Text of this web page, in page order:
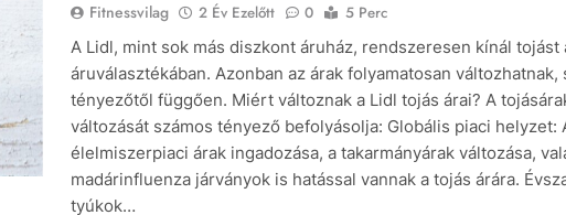
Fitnessvilag 2 Év Ezelőtt 0
5 Perc
A Lidl, mint sok más diszkont áruház, rendszeresen kínál tojást
áruválasztékában. Azonban az árak folyamatosan változhatnak,
tényezőtől függően. Miért változnak a Lidl tojás árai? A
változását számos tényező befolyásolja: Globális piaci helyzet:
élelmiszerpiaci árak ingadozása, a takarmányárak változása,
madárinfluenza járványok is hatással vannak a tojás árára.
tyúkok…